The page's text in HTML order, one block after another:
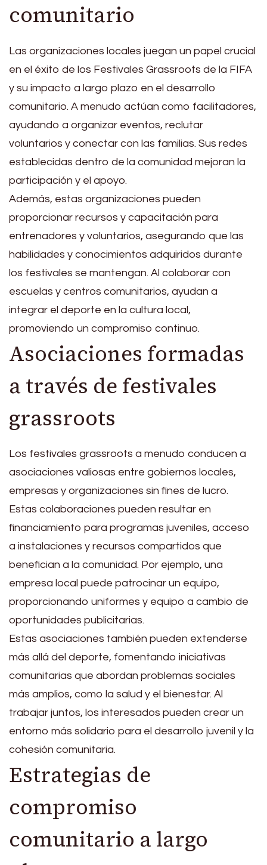
comunitario
Las organizaciones locales juegan un papel crucial
en el éxito de los Festivales Grassroots de la FIFA
y su impacto a largo plazo en el desarrollo
comunitario. A menudo actúan como facilitadores,
ayudando a organizar eventos, reclutar
voluntarios y conectar con las familias. Sus redes
establecidas dentro de la comunidad mejoran la
participación y el apoyo.
Además, estas organizaciones pueden
proporcionar recursos y capacitación para
entrenadores y voluntarios, asegurando que las
habilidades y conocimientos adquiridos durante
los festivales se mantengan. Al colaborar con
escuelas y centros comunitarios, ayudan a
integrar el deporte en la cultura local,
promoviendo un compromiso continuo.
Asociaciones formadas
a través de festivales
grassroots
Los festivales grassroots a menudo conducen a
asociaciones valiosas entre gobiernos locales,
empresas y organizaciones sin fines de lucro.
Estas colaboraciones pueden resultar en
financiamiento para programas juveniles, acceso
a instalaciones y recursos compartidos que
benefician a la comunidad. Por ejemplo, una
empresa local puede patrocinar un equipo,
proporcionando uniformes y equipo a cambio de
oportunidades publicitarias.
Estas asociaciones también pueden extenderse
más allá del deporte, fomentando iniciativas
comunitarias que abordan problemas sociales
más amplios, como la salud y el bienestar. Al
trabajar juntos, los interesados pueden crear un
entorno más solidario para el desarrollo juvenil y la
cohesión comunitaria.
Estrategias de
compromiso
comunitario a largo